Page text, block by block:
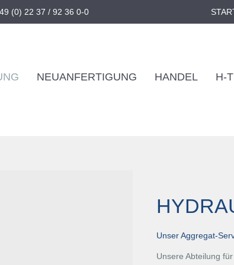
(0) 22 37 / 92 36 0-0
NEUANFERTIGUNG HANDEL H-
Unser Aggregat-
Unsere Abteilung